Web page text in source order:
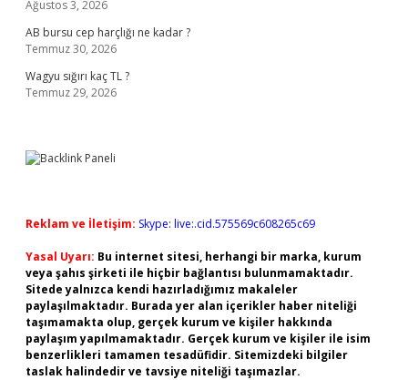
Ağustos 3, 2026
AB bursu cep harçlığı ne kadar ?
Temmuz 30, 2026
Wagyu sığırı kaç TL ?
Temmuz 29, 2026
Reklam ve İletişim: Skype: live:.cid.575569c608265c69
Yasal Uyarı: Bu internet sitesi, herhangi bir marka, kurum
veya şahıs şirketi ile hiçbir bağlantısı bulunmamaktadır.
Sitede yalnızca kendi hazırladığımız makaleler
paylaşılmaktadır. Burada yer alan içerikler haber niteliği
taşımamakta olup, gerçek kurum ve kişiler hakkında
paylaşım yapılmamaktadır. Gerçek kurum ve kişiler ile isim
benzerlikleri tamamen tesadüfidir. Sitemizdeki bilgiler
taslak halindedir ve tavsiye niteliği taşımazlar.